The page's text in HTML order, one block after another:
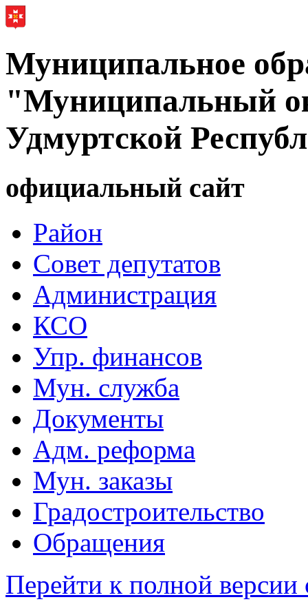
Муниципальное
"Муниципальный
Удмуртской
официальный сайт
Район
Совет депутатов
Администрация
КСО
Упр. финансов
Мун. служба
Документы
Адм. реформа
Мун. заказы
Градостроительство
Обращения
Перейти к полной версии